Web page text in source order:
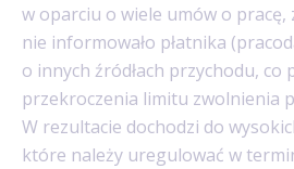
w oparciu o wiele umów o pracę,
nie informowało płatnika
o innych źródłach przychodu, co
przekroczenia limitu zwolnienia
W rezultacie dochodzi do
które należy uregulować w